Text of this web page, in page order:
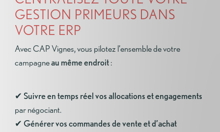
GESTION PRIMEURS DANS
VOTRE ERP
Avec CAP Vignes, vous pilotez l’ensemble de votre
campagneau même endroit:
✔ Suivre en temps réel vos allocations et engagements
par négociant.
✔ Générer vos commandes de vente et d’achat